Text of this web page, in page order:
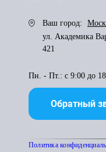
Ваш город:
ул. Академика
421
Пн. - Пт.: с 9:00 до
Обратный
Политика